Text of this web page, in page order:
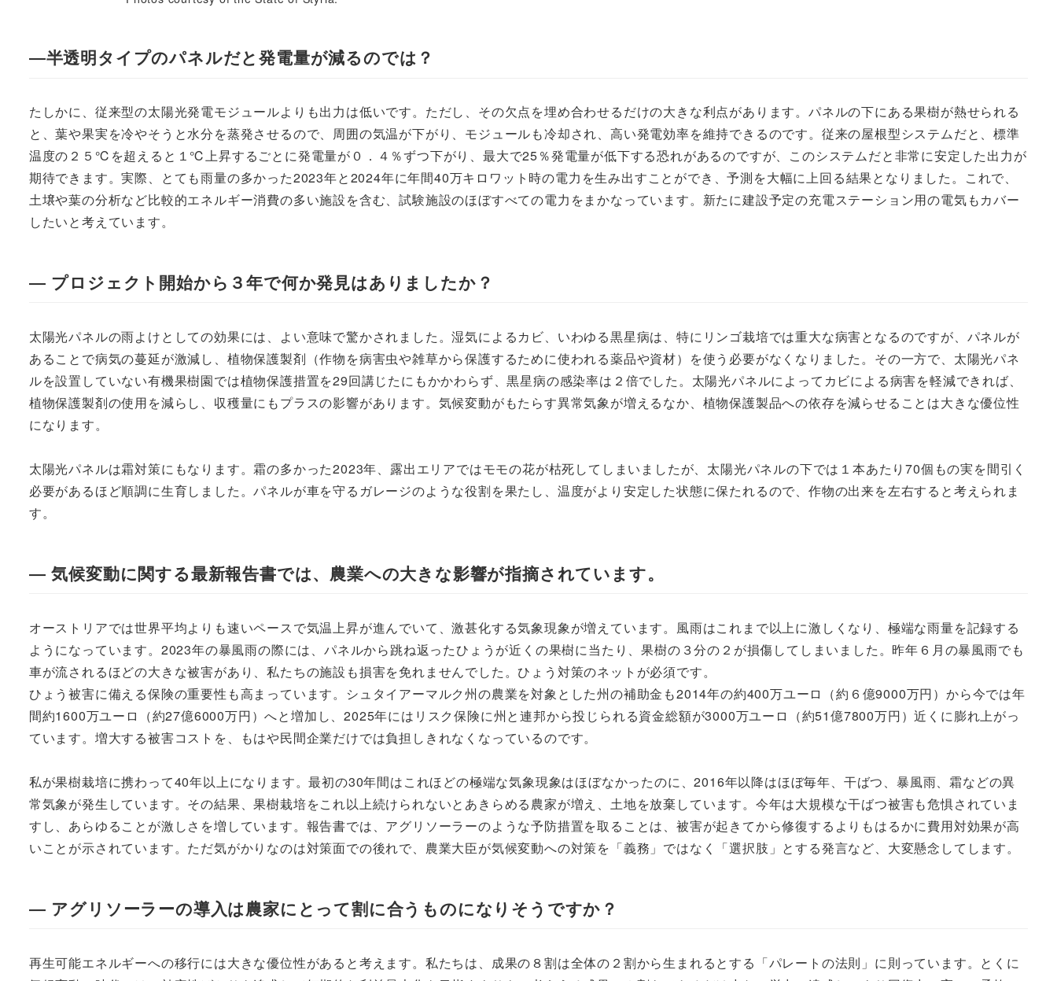
―半透明タイプのパネルだと発電量が減るのでは？
たしかに、従来型の太陽光発電モジュールよりも出力は低いです。ただし、その欠点を埋め合わせるだけの大きな利点があります。パネルの下にある果樹が熱せられる
と、葉や果実を冷やそうと水分を蒸発させるので、周囲の気温が下がり、モジュールも冷却され、高い発電効率を維持できるのです。従来の屋根型システムだと、標準
温度の２５℃を超えると１℃上昇するごとに発電量が０．４％ずつ下がり、最大で25％発電量が低下する恐れがあるのですが、このシステムだと非常に安定した出力が
期待できます。実際、とても雨量の多かった2023年と2024年に年間40万キロワット時の電力を生み出すことができ、予測を大幅に上回る結果となりました。これで、
土壌や葉の分析など比較的エネルギー消費の多い施設を含む、試験施設のほぼすべての電力をまかなっています。新たに建設予定の充電ステーション用の電気もカバー
したいと考えています。
― プロジェクト開始から３年で何か発見はありましたか？
太陽光パネルの雨よけとしての効果には、よい意味で驚かされました。湿気によるカビ、いわゆる黒星病は、特にリンゴ栽培では重大な病害となるのですが、パネルが
あることで病気の蔓延が激減し、植物保護製剤（作物を病害虫や雑草から保護するために使われる薬品や資材）を使う必要がなくなりました。その一方で、太陽光パネ
ルを設置していない有機果樹園では植物保護措置を29回講じたにもかかわらず、黒星病の感染率は２倍でした。太陽光パネルによってカビによる病害を軽減できれば、
植物保護製剤の使用を減らし、収穫量にもプラスの影響があります。気候変動がもたらす異常気象が増えるなか、植物保護製品への依存を減らせることは大きな優位性
になります。
太陽光パネルは霜対策にもなります。霜の多かった2023年、露出エリアではモモの花が枯死してしまいましたが、太陽光パネルの下では１本あたり70個もの実を間引く
必要があるほど順調に生育しました。パネルが車を守るガレージのような役割を果たし、温度がより安定した状態に保たれるので、作物の出来を左右すると考えられま
す。
― 気候変動に関する最新報告書では、農業への大きな影響が指摘されています。
オーストリアでは世界平均よりも速いペースで気温上昇が進んでいて、激甚化する気象現象が増えています。風雨はこれまで以上に激しくなり、極端な雨量を記録する
ようになっています。2023年の暴風雨の際には、パネルから跳ね返ったひょうが近くの果樹に当たり、果樹の３分の２が損傷してしまいました。昨年６月の暴風雨でも
車が流されるほどの大きな被害があり、私たちの施設も損害を免れませんでした。ひょう対策のネットが必須です。
ひょう被害に備える保険の重要性も高まっています。シュタイアーマルク州の農業を対象とした州の補助金も2014年の約400万ユーロ（約６億9000万円）から今では年
間約1600万ユーロ（約27億6000万円）へと増加し、2025年にはリスク保険に州と連邦から投じられる資金総額が3000万ユーロ（約51億7800万円）近くに膨れ上がっ
ています。増大する被害コストを、もはや民間企業だけでは負担しきれなくなっているのです。
私が果樹栽培に携わって40年以上になります。最初の30年間はこれほどの極端な気象現象はほぼなかったのに、2016年以降はほぼ毎年、干ばつ、暴風雨、霜などの異
常気象が発生しています。その結果、果樹栽培をこれ以上続けられないとあきらめる農家が増え、土地を放棄しています。今年は大規模な干ばつ被害も危惧されていま
すし、あらゆることが激しさを増しています。報告書では、アグリソーラーのような予防措置を取ることは、被害が起きてから修復するよりもはるかに費用対効果が高
いことが示されています。ただ気がかりなのは対策面での後れで、農業大臣が気候変動への対策を「義務」ではなく「選択肢」とする発言など、大変懸念してします。
― アグリソーラーの導入は農家にとって割に合うものになりそうですか？
再生可能エネルギーへの移行には大きな優位性があると考えます。私たちは、成果の８割は全体の２割から生まれるとする「パレートの法則」に則っています。とくに